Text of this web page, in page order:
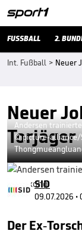
FUSSBALL 2.
Int. Fußball > Neuer
Neuer
Torjäger
Andersen
© picture-alliance/
SID
09.07.2026 •
Der Ex-